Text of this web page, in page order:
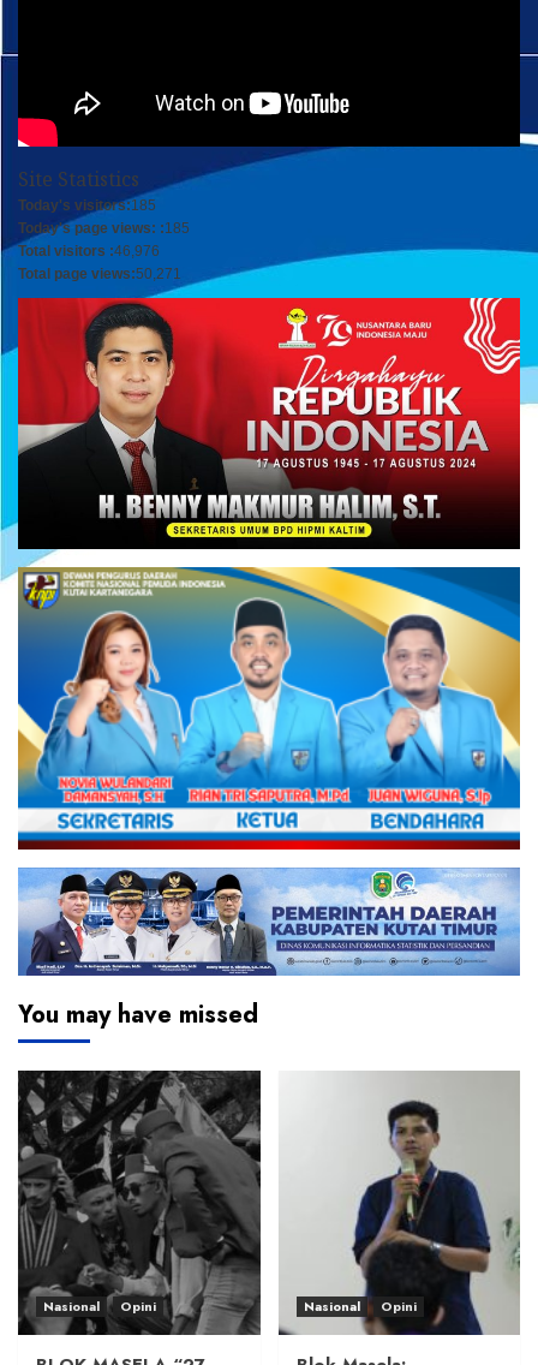
Site Statistics
Today's visitors:185
Today's page views: :185
Total visitors :46,976
Total page views:50,271
You may have missed
Nasional Opini Nasional Opini